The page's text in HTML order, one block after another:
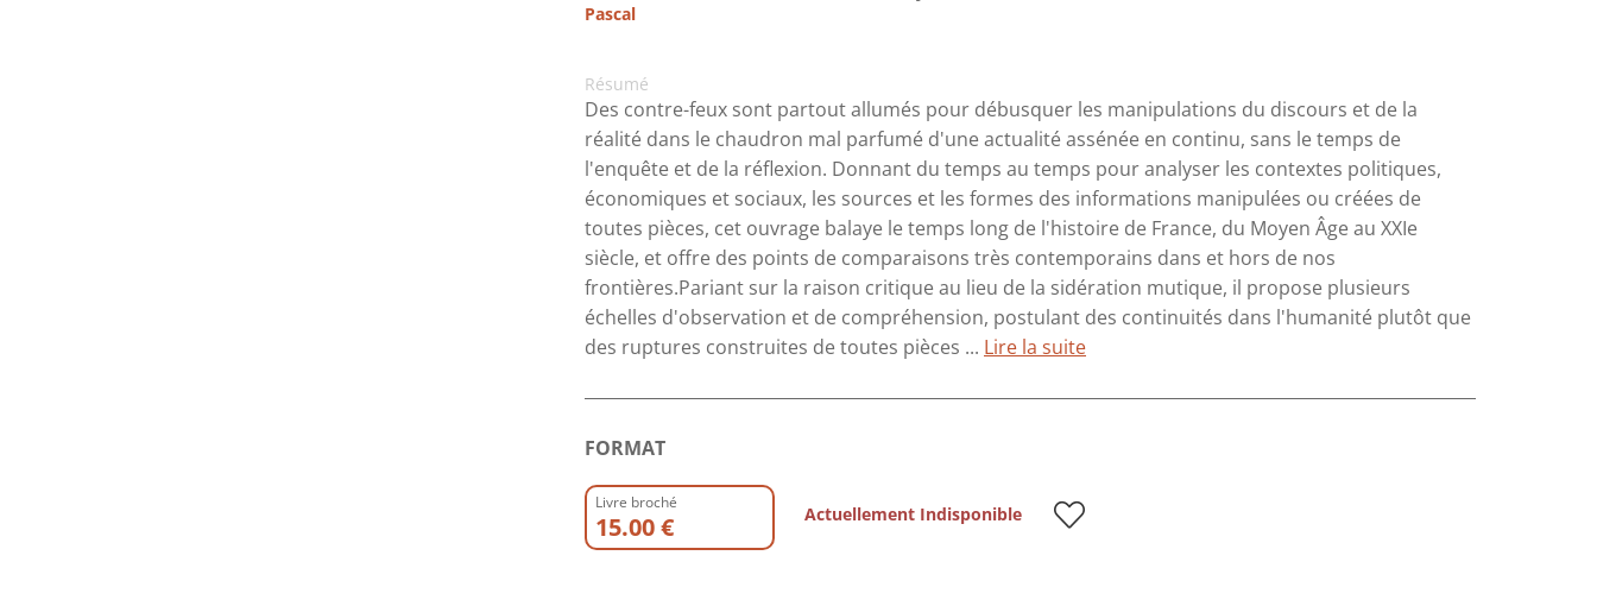
Pascal
Résumé
Des contre-feux sont partout allumés pour débusquer les manipulations du discours et de la
réalité dans le chaudron mal parfumé d'une actualité assénée en continu, sans le temps de
l'enquête et de la réflexion. Donnant du temps au temps pour analyser les contextes politiques,
économiques et sociaux, les sources et les formes des informations manipulées ou créées de
toutes pièces, cet ouvrage balaye le temps long de l'histoire de France, du Moyen Âge au XXIe
siècle, et offre des points de comparaisons très contemporains dans et hors de nos
frontières.Pariant sur la raison critique au lieu de la sidération mutique, il propose plusieurs
échelles d'observation et de compréhension, postulant des continuités dans l'humanité plutôt que
des ruptures construites de toutes pièces ... Lire la suite
FORMAT
Livre broché
15.00 € Actuellement Indisponible